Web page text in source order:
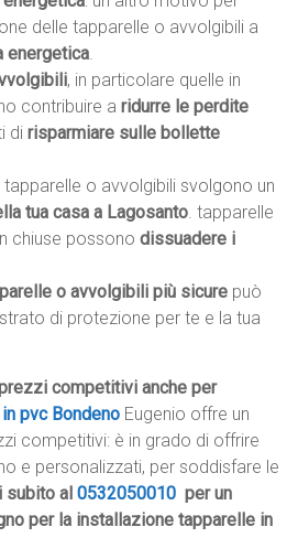
delle tapparelle o avvolgibili a
energetica.
, in particolare quelle in
contribuire aridurre le perdite
dirisparmiare sulle bollette
tapparelle o avvolgibili svolgono un
tua casa a Lagosanto. tapparelle
chiuse possonodissuadere i
o avvolgibili più sicure può
di protezione per te e la tua
competitivi anche per
pvc Bondeno Eugenio offre un
competitivi: è in grado di offrire
e personalizzati, per soddisfare le
subito al0532050010 per un
per la installazione tapparelle in